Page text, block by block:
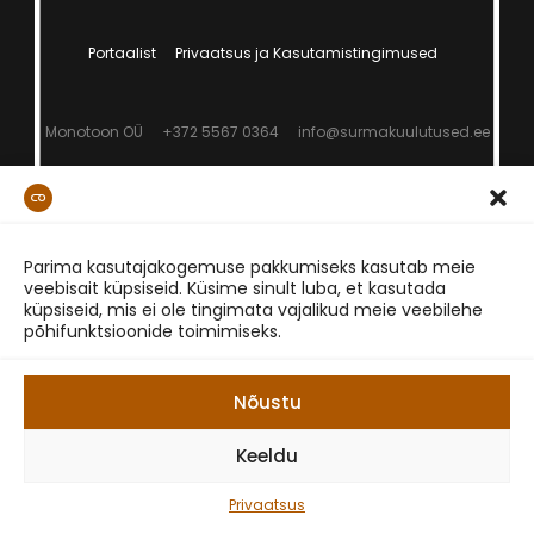
Parima kasutajakogemuse pakkumiseks kasutab meie
veebisait küpsiseid. Küsime sinult luba, et kasutada
küpsiseid, mis ei ole tingimata vajalikud meie veebilehe
põhifunktsioonide toimimiseks.
Nõustu
Keeldu
Privaatsus
Portaalist Privaatsus ja Kasutamistingimused
Monotoon OÜ +372 5567 0364 info@surmakuulutused.ee